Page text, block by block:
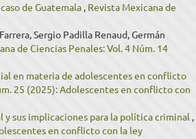
de Guatemala , Revista Mexicana de
Sergio Padilla Renaud, Germán
de Ciencias Penales: Vol. 4 Núm. 14
en materia de adolescentes en conflicto
25 (2025): Adolescentes en conflicto con
sus implicaciones para la política criminal ,
en conflicto con la ley